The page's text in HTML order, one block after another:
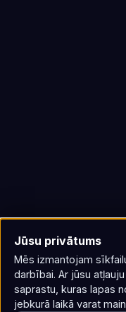
Jūsu privātums
Mēs izmantojam
darbībai. Ar jūsu
saprastu, kuras lapas
jebkurā laikā varat